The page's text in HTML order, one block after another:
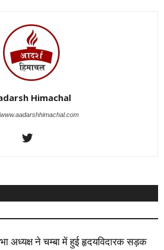
Himachal
अध्यक्ष ने चम्बा में हुई हृदयविदारक सड़क